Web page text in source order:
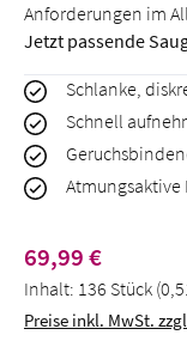
Anforderungen im
Jetzt passende
Schlanke,
Schnell
Atmungsaktive
Regulärer Preis:
69,99 €
Inhalt: 136 Stück
Preise inkl. MwSt.